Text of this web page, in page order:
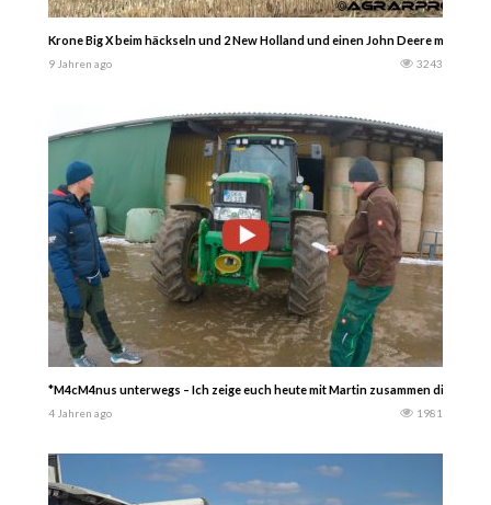
Krone Big X beim häckseln und 2 New Holland und einen John Deere mit
9 Jahren ago 3243
*M4cM4nus unterwegs – Ich zeige euch heute mit Martin zusammen die
4 Jahren ago 1981